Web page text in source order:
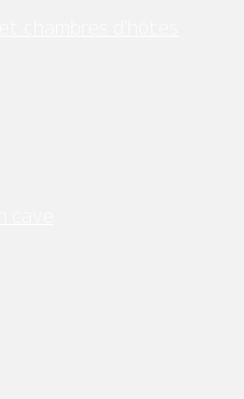
chambres d’hôtes